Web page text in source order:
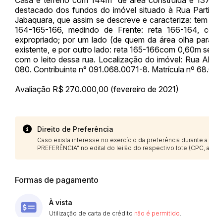
destacado dos fundos do imóvel situado à Rua
Jabaquara, que assim se descreve e caracteriza:
164-165-166, medindo de Frente: reta 166-164,
expropriado; por um lado (de quem da área olha
existente, e por outro lado: reta 165-166com 0,60m
com o leito dessa rua. Localização do imóvel: Rua
080. Contribuinte n° 091.068.0071-8. Matrícula nº
Avaliação R$ 270.000,00 (fevereiro de 2021)
Direito de Preferência
Caso exista interesse no exercício da preferência durante
PREFERÊNCIA” no edital do leilão do respectivo lote (CPC,
Formas de pagamento
À vista
Utilização de carta de crédito não é permitido.